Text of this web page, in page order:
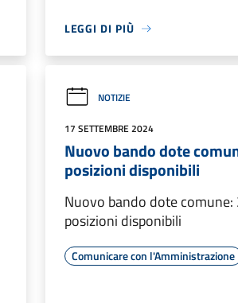
LEGGI DI PIÙ
NOTIZIE
17 SETTEMBRE 2024
Nuovo bando dote
posizioni disponibili
Nuovo bando dote comune:
posizioni disponibili
Comunicare con l'Amministrazione